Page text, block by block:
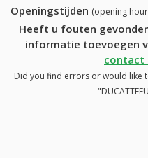
Openingstijden (opening
Heeft u fouten
informatie toevoegen
contact
Did you find errors or would